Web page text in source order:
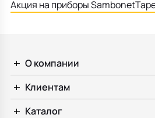
Акция на приборы Sambonet
О компании
Клиентам
Каталог